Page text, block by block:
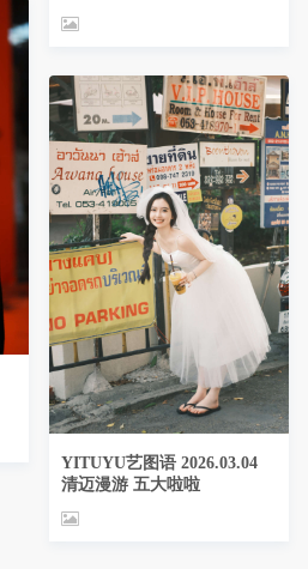
YITUYU艺图语 2026.03.04
清迈漫游 五大啦啦